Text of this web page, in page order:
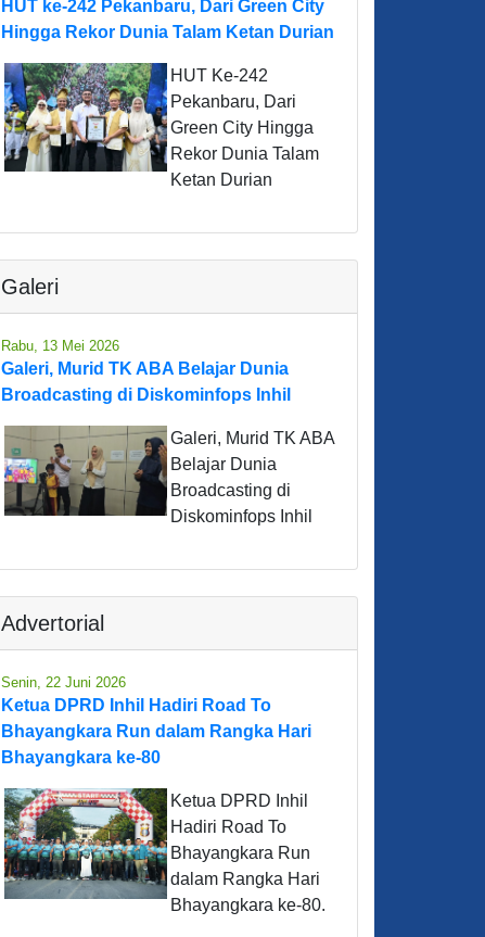
HUT ke-242 Pekanbaru, Dari Green City
Hingga Rekor Dunia Talam Ketan Durian
HUT Ke-242
Pekanbaru, Dari
Green City Hingga
Rekor Dunia Talam
Ketan Durian
Galeri
Rabu, 13 Mei 2026
Galeri, Murid TK ABA Belajar Dunia
Broadcasting di Diskominfops Inhil
Galeri, Murid TK ABA
Belajar Dunia
Broadcasting di
Diskominfops Inhil
Advertorial
Senin, 22 Juni 2026
Ketua DPRD Inhil Hadiri Road To
Bhayangkara Run dalam Rangka Hari
Bhayangkara ke-80
Ketua DPRD Inhil
Hadiri Road To
Bhayangkara Run
dalam Rangka Hari
Bhayangkara ke-80.